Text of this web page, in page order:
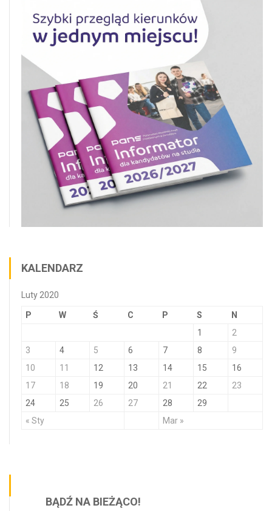
KALENDARZ
Luty 2020
P W Ś C P S N
« Sty Mar »
1
2
3
4 5 6 7 8
9
10
11 12 13 14 15
16
17
18 19 20 21 22
23
24
25 26 27 28 29
BĄDŹ NA BIEŻĄCO!